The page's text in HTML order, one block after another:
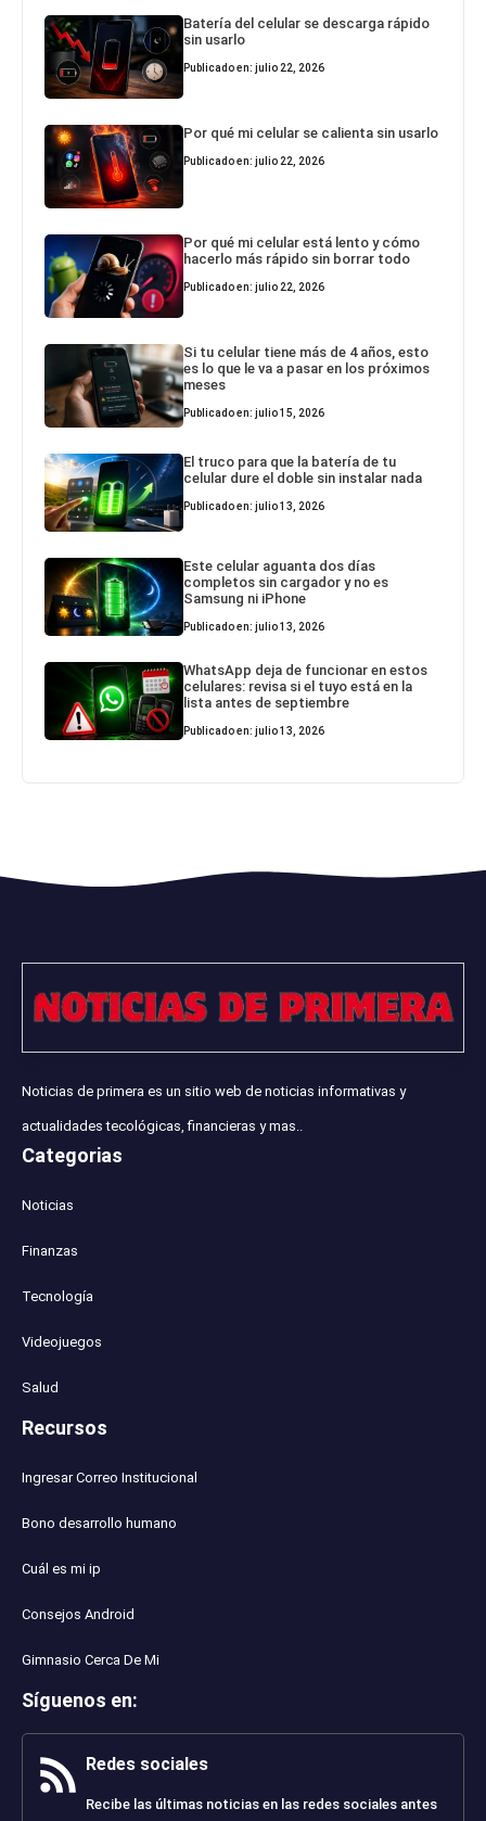
Batería del celular se descarga rápido
sin usarlo
Publicado en: julio 22, 2026
Por qué mi celular se calienta sin usarlo
Publicado en: julio 22, 2026
Por qué mi celular está lento y cómo
hacerlo más rápido sin borrar todo
Publicado en: julio 22, 2026
Si tu celular tiene más de 4 años, esto
es lo que le va a pasar en los próximos
meses
Publicado en: julio 15, 2026
El truco para que la batería de tu
celular dure el doble sin instalar nada
Publicado en: julio 13, 2026
Este celular aguanta dos días
completos sin cargador y no es
Samsung ni iPhone
Publicado en: julio 13, 2026
WhatsApp deja de funcionar en estos
celulares: revisa si el tuyo está en la
lista antes de septiembre
Publicado en: julio 13, 2026
Noticias de primera es un sitio web de noticias informativas y
actualidades tecológicas, financieras y mas..
Categorias
Noticias
Finanzas
Tecnología
Videojuegos
Salud
Recursos
Ingresar Correo Institucional
Bono desarrollo humano
Cuál es mi ip
Consejos Android
Gimnasio Cerca De Mi
Síguenos en:
Redes sociales
Recibe las últimas noticias en las redes sociales antes